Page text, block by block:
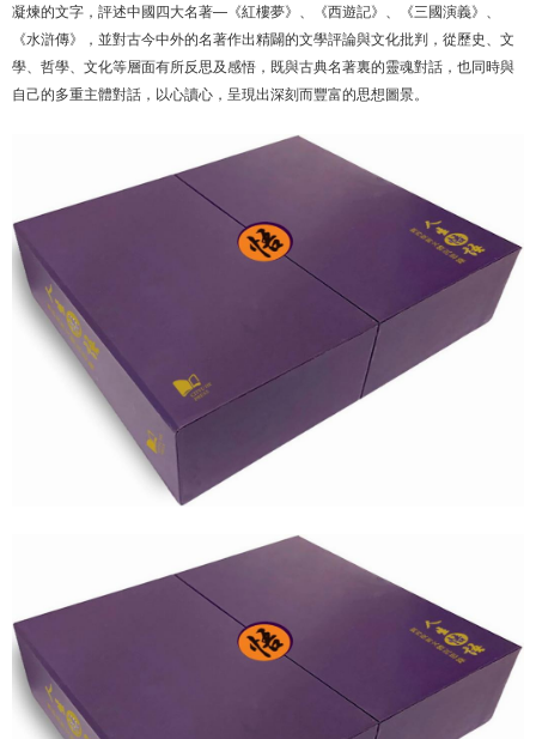
凝煉的文字，評述中國四大名著—《紅樓夢》、《西遊記》、《三國演義》、
《水滸傳》，並對古今中外的名著作出精闢的文學評論與文化批判，從歷史、文
學、哲學、文化等層面有所反思及感悟，既與古典名著裏的靈魂對話，也同時與
自己的多重主體對話，以心讀心，呈現出深刻而豐富的思想圖景。